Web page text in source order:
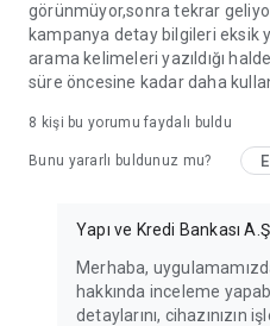
görünmüyor,sonra tekrar
kampanya detay bilgileri eksik
arama kelimeleri yazıldığı
süre öncesine kadar daha
8 kişi bu yorumu faydalı buldu
Bunu yararlı buldunuz mu?
Yapı ve Kredi Bankası A.Ş.
Merhaba,
hakkında inceleme
detaylarını, cihazınızın